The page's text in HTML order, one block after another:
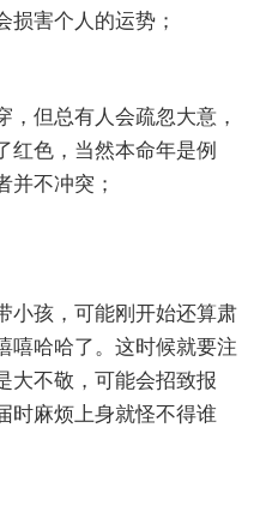
损害个人的运势；
但总有人会疏忽大意，
红色，当然本命年是例
并不冲突；
小孩，可能刚开始还算肃
嘻哈哈了。这时候就要注
大不敬，可能会招致报
时麻烦上身就怪不得谁